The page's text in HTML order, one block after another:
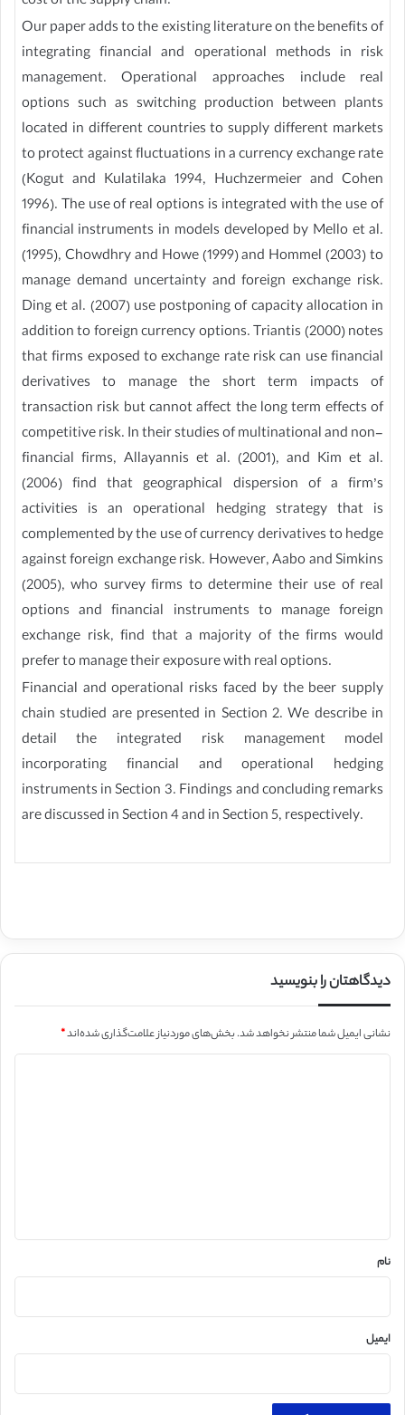
Our paper adds to the existing literature on the benefits of
integrating financial and operational methods in risk
management. Operational approaches include real
options such as switching production between plants
located in different countries to supply different markets
to protect against fluctuations in a currency exchange rate
(Kogut and Kulatilaka 1994, Huchzermeier and Cohen
1996). The use of real options is integrated with the use of
financial instruments in models developed by Mello et al.
(1995), Chowdhry and Howe (1999) and Hommel (2003) to
manage demand uncertainty and foreign exchange risk.
Ding et al. (2007) use postponing of capacity allocation in
addition to foreign currency options. Triantis (2000) notes
that firms exposed to exchange rate risk can use financial
derivatives to manage the short term impacts of
transaction risk but cannot affect the long term effects of
competitive risk. In their studies of multinational and non-
financial firms, Allayannis et al. (2001), and Kim et al.
(2006) find that geographical dispersion of a firm’s
activities is an operational hedging strategy that is
complemented by the use of currency derivatives to hedge
against foreign exchange risk. However, Aabo and Simkins
(2005), who survey firms to determine their use of real
options and financial instruments to manage foreign
exchange risk, find that a majority of the firms would
prefer to manage their exposure with real options.
Financial and operational risks faced by the beer supply
chain studied are presented in Section 2. We describe in
detail the integrated risk management model
incorporating financial and operational hedging
instruments in Section 3. Findings and concluding remarks
are discussed in Section 4 and in Section 5, respectively.
دیدگاهتان را بنویسید
نشانی ایمیل شما منتشر نخواهد شد.بخش‌های موردنیاز علامت‌گذاری شده‌اند*
نام
ایمیل